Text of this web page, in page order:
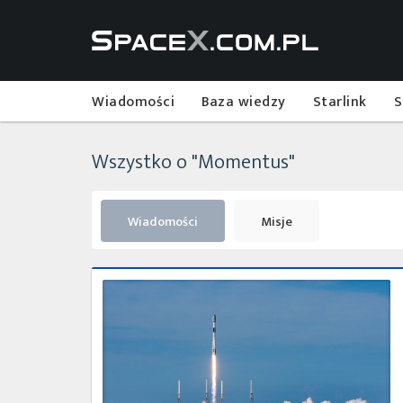
Wiadomości Baza wiedzy Starlink
Wszystko o "Momentus"
Wiadomości Misje
Start
Transporter-